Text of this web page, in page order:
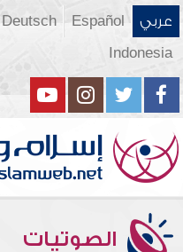
عربي Español
Deutsch
Indonesia
الصوتيات